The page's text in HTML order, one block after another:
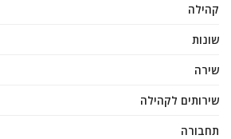
קהילה
שונות
שירה
שירותים לקהילה
תחבורה